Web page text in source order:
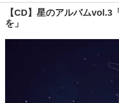
【CD】星のアルバムvol.3
を」